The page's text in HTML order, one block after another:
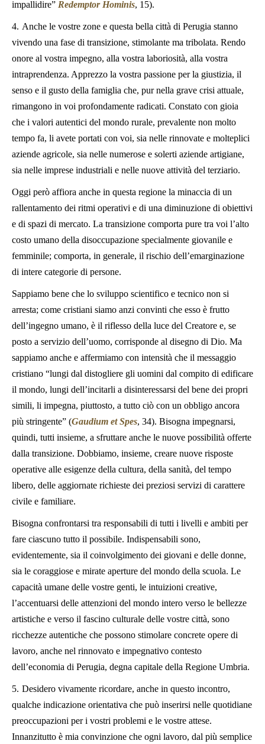
impallidire” Redemptor Hominis, 15).
4. Anche le vostre zone e questa bella città di Perugia stanno
vivendo una fase di transizione, stimolante ma tribolata. Rendo
onore al vostra impegno, alla vostra laboriosità, alla vostra
intraprendenza. Apprezzo la vostra passione per la giustizia, il
senso e il gusto della famiglia che, pur nella grave crisi attuale,
rimangono in voi profondamente radicati. Constato con gioia
che i valori autentici del mondo rurale, prevalente non molto
tempo fa, li avete portati con voi, sia nelle rinnovate e molteplici
aziende agricole, sia nelle numerose e solerti aziende artigiane,
sia nelle imprese industriali e nelle nuove attività del terziario.
Oggi però affiora anche in questa regione la minaccia di un
rallentamento dei ritmi operativi e di una diminuzione di obiettivi
e di spazi di mercato. La transizione comporta pure tra voi l’alto
costo umano della disoccupazione specialmente giovanile e
femminile; comporta, in generale, il rischio dell’emarginazione
di intere categorie di persone.
Sappiamo bene che lo sviluppo scientifico e tecnico non si
arresta; come cristiani siamo anzi convinti che esso è frutto
dell’ingegno umano, è il riflesso della luce del Creatore e, se
posto a servizio dell’uomo, corrisponde al disegno di Dio. Ma
sappiamo anche e affermiamo con intensità che il messaggio
cristiano “lungi dal distogliere gli uomini dal compito di edificare
il mondo, lungi dell’incitarli a disinteressarsi del bene dei propri
simili, li impegna, piuttosto, a tutto ciò con un obbligo ancora
più stringente” (Gaudium et Spes, 34). Bisogna impegnarsi,
quindi, tutti insieme, a sfruttare anche le nuove possibilità offerte
dalla transizione. Dobbiamo, insieme, creare nuove risposte
operative alle esigenze della cultura, della sanità, del tempo
libero, delle aggiornate richieste dei preziosi servizi di carattere
civile e familiare.
Bisogna confrontarsi tra responsabili di tutti i livelli e ambiti per
fare ciascuno tutto il possibile. Indispensabili sono,
evidentemente, sia il coinvolgimento dei giovani e delle donne,
sia le coraggiose e mirate aperture del mondo della scuola. Le
capacità umane delle vostre genti, le intuizioni creative,
l’accentuarsi delle attenzioni del mondo intero verso le bellezze
artistiche e verso il fascino culturale delle vostre città, sono
ricchezze autentiche che possono stimolare concrete opere di
lavoro, anche nel rinnovato e impegnativo contesto
dell’economia di Perugia, degna capitale della Regione Umbria.
5. Desidero vivamente ricordare, anche in questo incontro,
qualche indicazione orientativa che può inserirsi nelle quotidiane
preoccupazioni per i vostri problemi e le vostre attese.
Innanzitutto è mia convinzione che ogni lavoro, dal più semplice